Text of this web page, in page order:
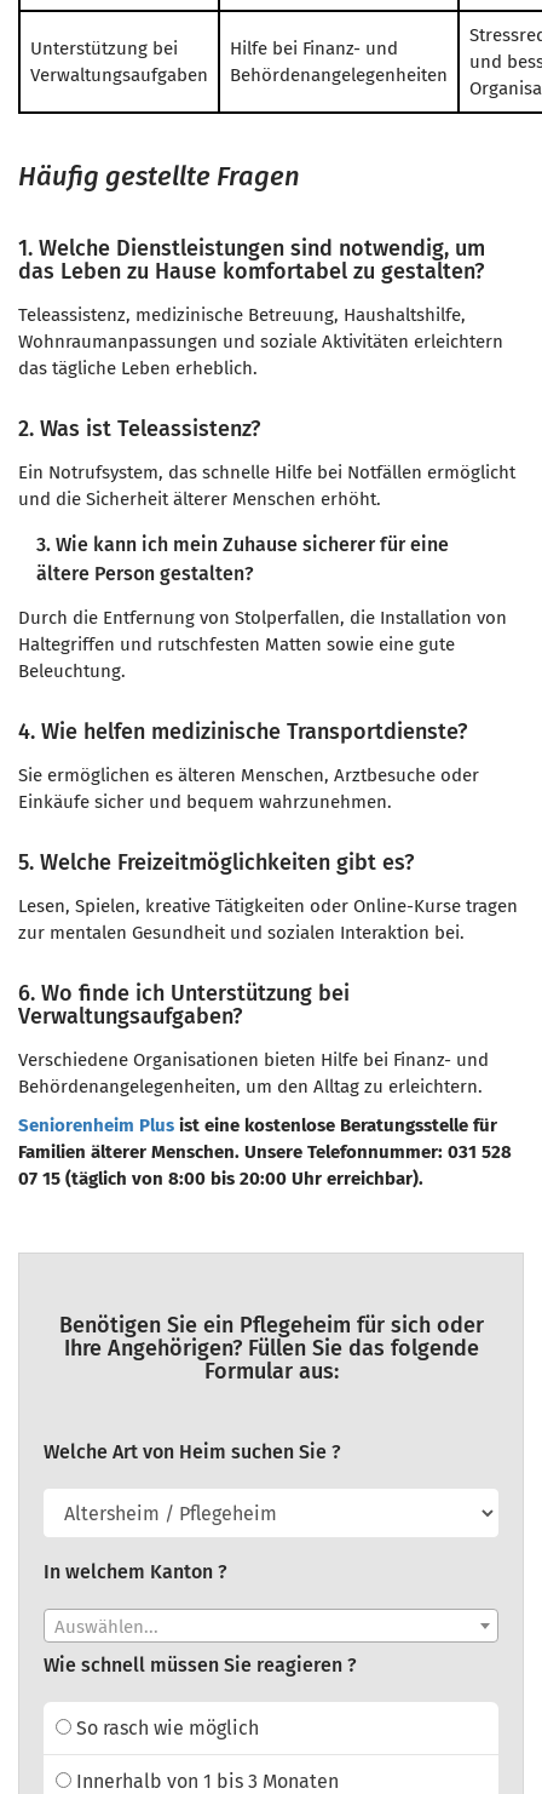
Unterstützung bei
Verwaltungsaufgaben
Hilfe bei Finanz- und
Behördenangelegenheiten
und
Häufig gestellte Fragen
1. Welche Dienstleistungen sind notwendig, um
das Leben zu Hause komfortabel zu gestalten?
Teleassistenz, medizinische Betreuung, Haushaltshilfe,
Wohnraumanpassungen und soziale Aktivitäten erleichtern
das tägliche Leben erheblich.
2. Was ist Teleassistenz?
Ein Notrufsystem, das schnelle Hilfe bei Notfällen ermöglicht
und die Sicherheit älterer Menschen erhöht.
3. Wie kann ich mein Zuhause sicherer für eine
ältere Person gestalten?
Durch die Entfernung von Stolperfallen, die Installation von
Haltegriffen und rutschfesten Matten sowie eine gute
Beleuchtung.
4. Wie helfen medizinische Transportdienste?
Sie ermöglichen es älteren Menschen, Arztbesuche oder
Einkäufe sicher und bequem wahrzunehmen.
5. Welche Freizeitmöglichkeiten gibt es?
Lesen, Spielen, kreative Tätigkeiten oder Online-Kurse tragen
zur mentalen Gesundheit und sozialen Interaktion bei.
6. Wo finde ich Unterstützung bei
Verwaltungsaufgaben?
Verschiedene Organisationen bieten Hilfe bei Finanz- und
Behördenangelegenheiten, um den Alltag zu erleichtern.
Seniorenheim Plus ist eine kostenlose Beratungsstelle für
Familien älterer Menschen. Unsere Telefonnummer: 031 528
07 15 (täglich von 8:00 bis 20:00 Uhr erreichbar).
Benötigen Sie ein Pflegeheim für sich oder
Ihre Angehörigen? Füllen Sie das folgende
Formular aus:
Welche Art von Heim suchen Sie ?
In welchem Kanton ?
Auswählen...
Wie schnell müssen Sie reagieren ?
So rasch wie möglich
Innerhalb von 1 bis 3 Monaten